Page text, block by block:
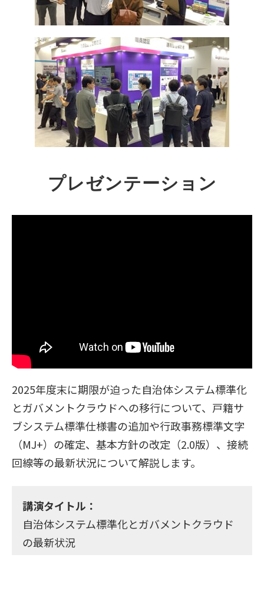
プレゼンテーション
2025年度末に期限が迫った自治体システム標準化
とガバメントクラウドへの移行について、戸籍サ
ブシステム標準仕様書の追加や行政事務標準文字
（MJ+）の確定、基本方針の改定（2.0版）、接続
回線等の最新状況について解説します。
講演タイトル：
自治体システム標準化とガバメントクラウド
の最新状況